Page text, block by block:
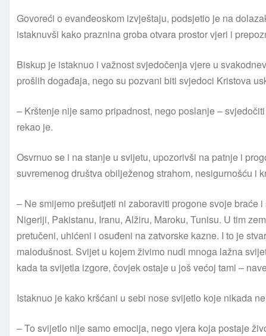
Govoreći o evanđeoskom izvještaju, podsjetio je na
istaknuvši kako praznina groba otvara prostor vjeri i
Biskup je istaknuo i važnost svjedočenja vjere u
prošlih događaja, nego su pozvani biti svjedoci Kristova
– Krštenje nije samo pripadnost, nego poslanje –
rekao je.
Osvrnuo se i na stanje u svijetu, upozorivši na patnje i
suvremenog društva obilježenog strahom, nesigurnošću i
– Ne smijemo prešutjeti ni zaboraviti progone svoje
Nigeriji, Pakistanu, Iranu, Alžiru, Maroku, Tunisu. U tim
pretučeni, uhićeni i osuđeni na zatvorske kazne. I to je
malodušnost. Svijet u kojem živimo nudi mnoga lažna
kada ta svijetla izgore, čovjek ostaje u još većoj tami –
Istaknuo je kako kršćani u sebi nose svijetlo koje nikada
– To svijetlo nije samo emocija, nego vjera koja postaje